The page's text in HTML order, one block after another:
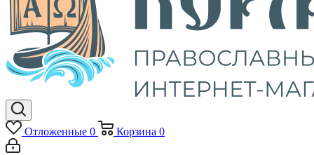
Отложенные 0 Корзина 0